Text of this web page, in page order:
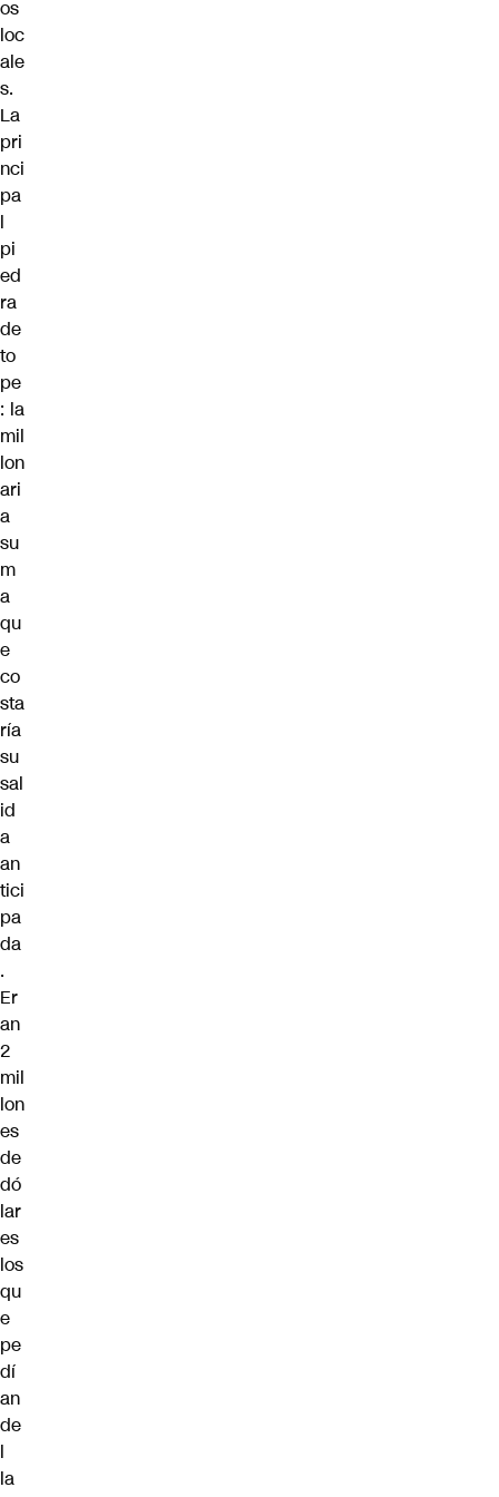
os
loc
ale
s.
La
pri
nci
pa
l
pi
ed
ra
de
to
pe
: la
mil
lon
ari
a
su
m
a
qu
e
co
sta
ría
su
sal
id
a
an
tici
pa
da
.
Er
an
2
mil
lon
es
de
dó
lar
es
los
qu
e
pe
dí
an
de
l
la